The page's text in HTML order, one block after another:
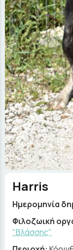
Harris
Ημερομηνία
Φιλοζωική
"Βλάσσης"